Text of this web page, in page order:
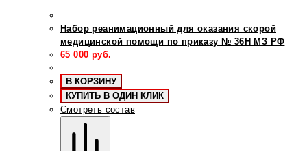
Набор реанимационный для оказания скорой
медицинской помощи по приказу № 36Н МЗ РФ
65 000 руб.
В КОРЗИНУ
КУПИТЬ В ОДИН КЛИК
Смотреть состав